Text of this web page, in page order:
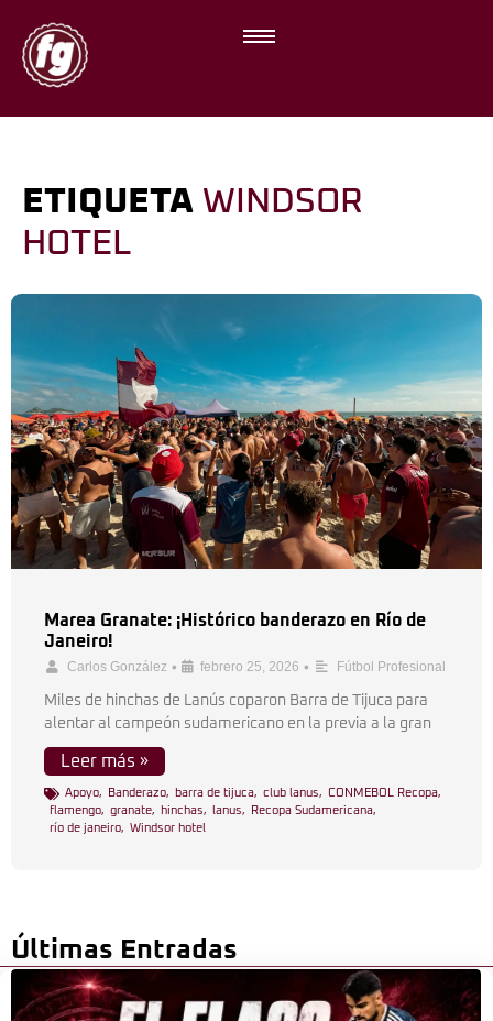
ETIQUETA WINDSOR
HOTEL
Marea Granate: ¡Histórico banderazo en Río de
Janeiro!
Carlos González • febrero 25, 2026 • Fútbol Profesional
Miles de hinchas de Lanús coparon Barra de Tijuca para
alentar al campeón sudamericano en la previa a la gran
Leer más »
Apoyo, Banderazo, barra de tijuca, club lanus, CONMEBOL Recopa,
flamengo, granate, hinchas, lanus, Recopa Sudamericana,
río de janeiro, Windsor hotel
Últimas Entradas